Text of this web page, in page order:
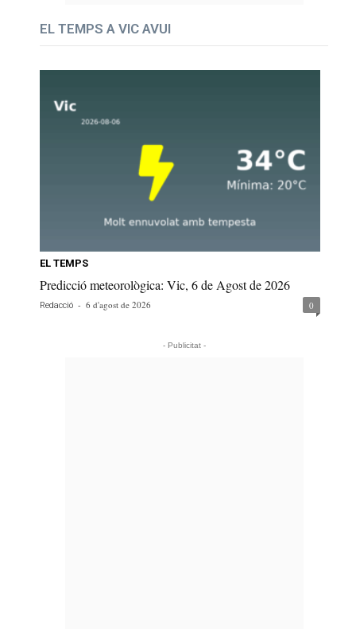
EL TEMPS A VIC AVUI
EL TEMPS
Predicció meteorològica: Vic, 6 de Agost de 2026
Redacció - 6 d'agost de 2026 0
- Publicitat -